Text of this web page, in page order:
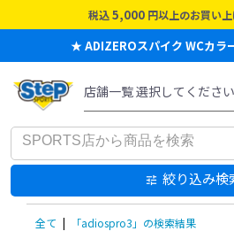
税込 5,000 円以上のお買い
★ ADIZEROスパイク WCカラ
絞り込み検
全て | 「adiospro3」の検索結果